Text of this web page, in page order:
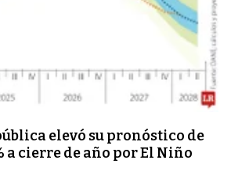
elevó su pronóstico de
a cierre de año por El Niño